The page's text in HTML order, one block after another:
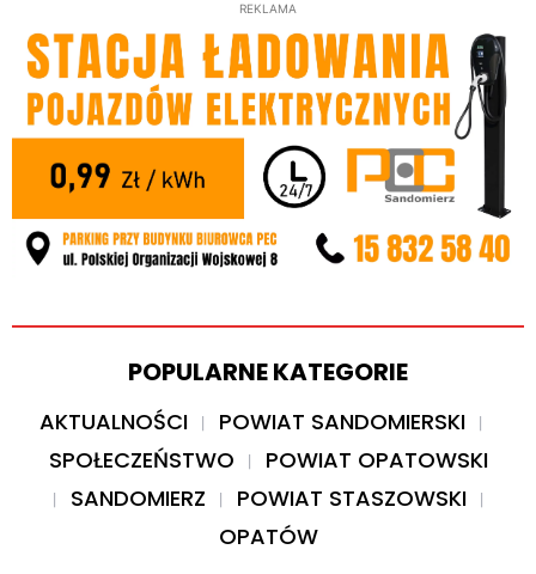
REKLAMA
POPULARNE KATEGORIE
AKTUALNOŚCI
POWIAT SANDOMIERSKI
SPOŁECZEŃSTWO
POWIAT OPATOWSKI
SANDOMIERZ
POWIAT STASZOWSKI
OPATÓW